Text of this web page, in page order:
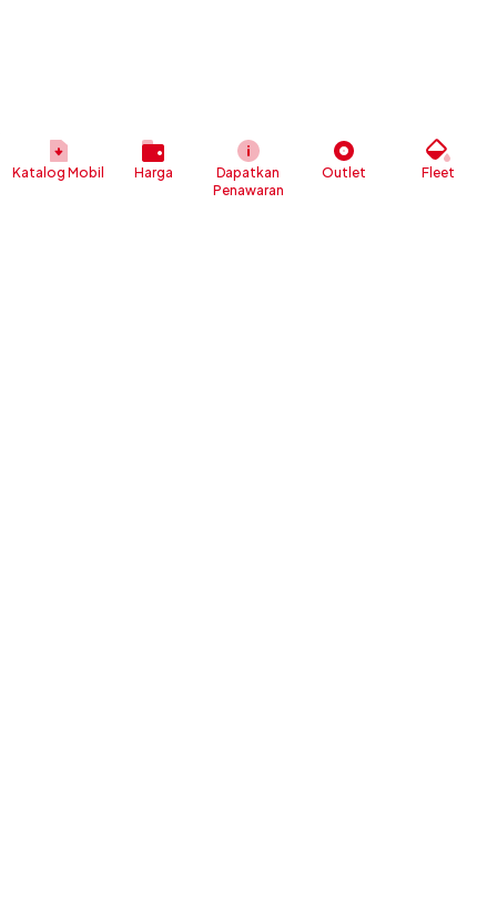
Katalog Mobil Harga
Dapatkan
Penawaran
Outlet Fleet